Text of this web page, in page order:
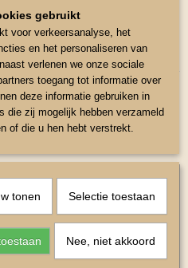
gebruikt
voor verkeersanalyse, het
en het personaliseren van
verlenen we onze sociale
toegang tot informatie over
deze informatie gebruiken in
die zij mogelijk hebben verzameld
of die u hen hebt verstrekt.
tonen Selectie toestaan
Nee, niet akkoord